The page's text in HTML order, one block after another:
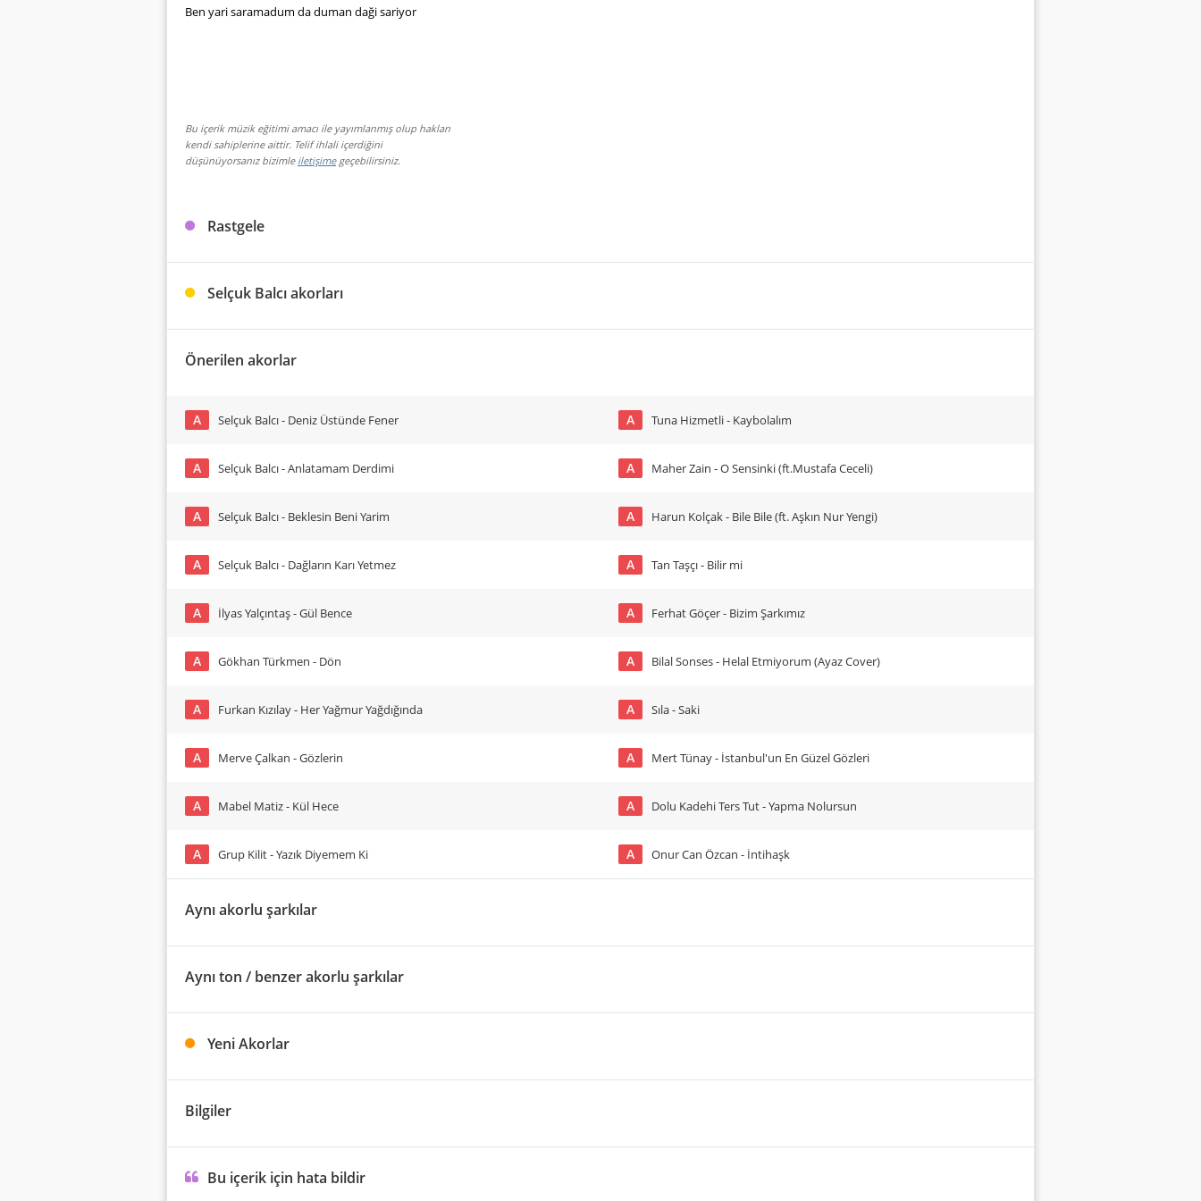
Ben yari saramadum da duman daği sariyor
Bu içerik müzik eğitimi amacı ile yayımlanmış olup hakları
kendi sahiplerine aittir. Telif ihlali içerdiğini
düşünüyorsanız bizimle iletişimegeçebilirsiniz.
Rastgele
Selçuk Balcı akorları
Önerilen akorlar
A Selçuk Balcı - Deniz Üstünde Fener
A Selçuk Balcı - Anlatamam Derdimi
A Selçuk Balcı - Beklesin Beni Yarim
A Selçuk Balcı - Dağların Karı Yetmez
A İlyas Yalçıntaş - Gül Bence
A Gökhan Türkmen - Dön
A Furkan Kızılay - Her Yağmur Yağdığında
A Merve Çalkan - Gözlerin
A Mabel Matiz - Kül Hece
A Grup Kilit - Yazık Diyemem Ki
A Tuna Hizmetli - Kaybolalım
A Maher Zain - O Sensinki (ft.Mustafa Ceceli)
A Harun Kolçak - Bile Bile (ft. Aşkın Nur Yengi)
A Tan Taşçı - Bilir mi
A Ferhat Göçer - Bizim Şarkımız
A Bilal Sonses - Helal Etmiyorum (Ayaz Cover)
A Sıla - Saki
A Mert Tünay - İstanbul'un En Güzel Gözleri
A Dolu Kadehi Ters Tut - Yapma Nolursun
A Onur Can Özcan - İntihaşk
Aynı akorlu şarkılar
Aynı ton / benzer akorlu şarkılar
Yeni Akorlar
Bilgiler
Bu içerik için hata bildir